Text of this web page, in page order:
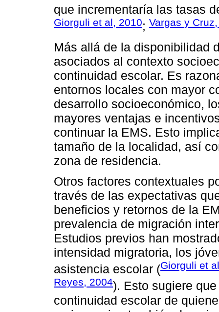
que incrementaría las tasas
Giorguli et al, 2010; Vargas y
Más allá de la disponibilidad
asociados al contexto
continuidad escolar. Es
entornos locales con mayor
desarrollo socioeconómico,
mayores ventajas e
continuar la EMS. Esto
tamaño de la localidad, así
zona de residencia.
Otros factores contextuales
través de las expectativas
beneficios y retornos de la
prevalencia de migración
Estudios previos han
intensidad migratoria, los
asistencia escolar (Giorguli et
Reyes, 2004). Esto sugiere
continuidad escolar de